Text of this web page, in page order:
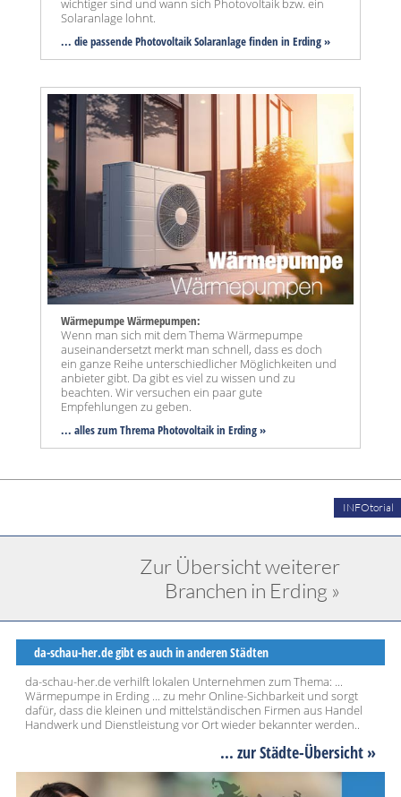
wichtiger sind und wann sich Photovoltaik bzw. ein
Solaranlage lohnt.
... die passende Photovoltaik Solaranlage finden in Erding »
Wärmepumpe Wärmepumpen:
Wenn man sich mit dem Thema Wärmepumpe
auseinandersetzt merkt man schnell, dass es doch
ein ganze Reihe unterschiedlicher Möglichkeiten und
anbieter gibt. Da gibt es viel zu wissen und zu
beachten. Wir versuchen ein paar gute
Empfehlungen zu geben.
... alles zum Threma Photovoltaik in Erding »
INFOtorial
Zur Übersicht weiterer
Branchen in Erding »
da-schau-her.de gibt es auch in anderen Städten
da-schau-her.de verhilft lokalen Unternehmen zum Thema: ...
Wärmepumpe in Erding ... zu mehr Online-Sichbarkeit und sorgt
dafür, dass die kleinen und mittelständischen Firmen aus Handel
Handwerk und Dienstleistung vor Ort wieder bekannter werden..
... zur Städte-Übersicht »